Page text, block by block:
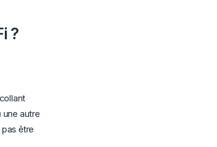
?
une autre
être